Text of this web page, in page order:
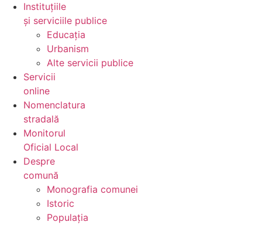
Instituțiile
și serviciile publice
Educația
Urbanism
Alte servicii publice
Servicii
online
Nomenclatura
stradală
Monitorul
Oficial Local
Despre
comună
Monografia comunei
Istoric
Populația